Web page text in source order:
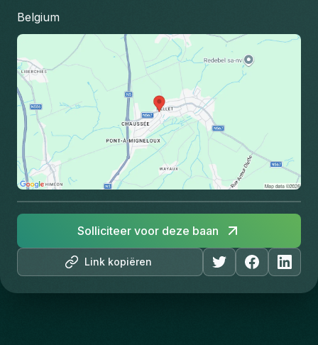
Belgium
Link kopiëren
Solliciteer voor deze baan